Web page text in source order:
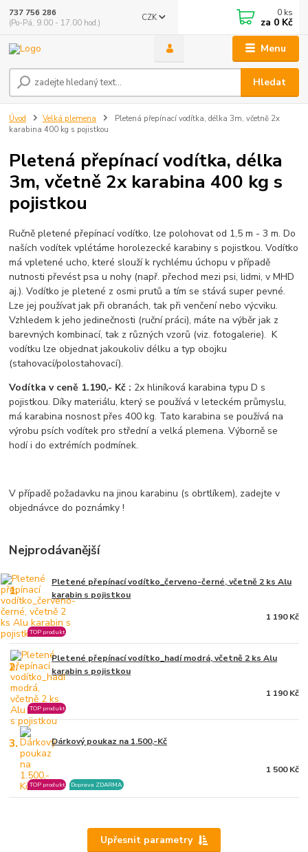
Menu
CZK
Hledat
737 756 286
(Po-Pá, 9.00 - 17.00 hod.)
0 ks
za 0 Kč
Úvod Velká plemena
Pletená přepínací vodítka, délka 3m, včetně 2x
karabina 400 kg s pojistkou
Pletená přepínací vodítka, délka
3m, včetně 2x karabina 400 kg s
pojistkou
Ručně pletené přepínací vodítko, lze polohovat od 1,5 m - 3 m. Do
naších vodítek vplétáme horolezecké karabiny s pojistkou. Vodítko
má vpletené ucho, které slouží k rychlému úchopu v případě
nutnosti převést psa u nohy (např. přechod mezi psi, lidmi, v MHD
aj.). Vodítko je pletené z osmi prutů a tím se stává super pevné.
Lze jej používat jak při obranách, tak při venčení nebo výcviku.
Vzhledem k jeho jedinečnosti (ruční práci), máte na výběr jak z
barevných kombinací, tak z různých vzorů (viz. fotogalerie). K
vodítku lze objednat jakoukoliv délku a typ obojku
(stahovací/polostahovací).
Vodítka v ceně 1.190,- Kč : 2x hliníková karabina typu D s
pojistkou. Díky materiálu, který se používá v leteckém průmyslu,
má karabina nosnost přes 400 kg. Tato karabina se používá na
výrobu psích vodítek pro střední a velká plemena. Výborně se
hodí i do extrémích podmínek.
V případě požadavku na jinou karabinu (s obrtlíkem), zadejte v
objednávce do poznámky !
Nejprodávanější
1.
Pletené přepínací vodítko_červeno-černé, včetně 2 ks Alu
karabin s pojistkou
TOP produkt
1 190 Kč
2.
Pletené přepínací vodítko_hadí modrá, včetně 2 ks Alu
karabin s pojistkou
TOP produkt
1 190 Kč
3. Dárkový poukaz na 1.500,-Kč
TOP produkt Doprava ZDARMA
1 500 Kč
Upřesnit parametry